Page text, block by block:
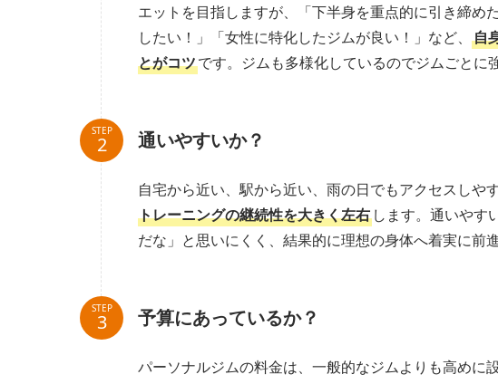
エットを目指しますが、「下半身を重点的に引き締め
したい！」「女性に特化したジムが良い！」など、 自
とがコツです。ジムも多様化しているのでジムごとに
STEP 通いやすいか？
自宅から近い、駅から近い、雨の日でもアクセスしや
トレーニングの継続性を大きく左右 します。通いやす
だな」と思いにくく、結果的に理想の身体へ着実に前
STEP 予算にあっているか？
パーソナルジムの料金は、一般的なジムよりも高めに